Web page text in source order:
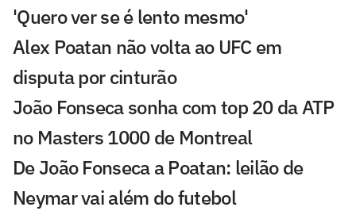
'Quero ver se é lento mesmo'
Alex Poatan não volta ao UFC em
disputa por cinturão
João Fonseca sonha com top 20 da ATP
no Masters 1000 de Montreal
De João Fonseca a Poatan: leilão de
Neymar vai além do futebol